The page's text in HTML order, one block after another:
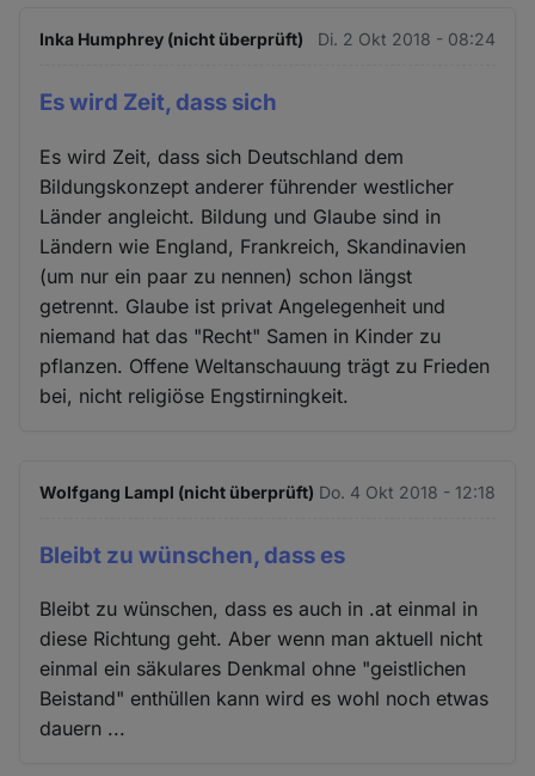
Inka Humphrey (nicht überprüft) Di. 2 Okt 2018 - 08:24
Es wird Zeit, dass sich
Es wird Zeit, dass sich Deutschland dem
Bildungskonzept anderer führender westlicher
Länder angleicht. Bildung und Glaube sind in
Ländern wie England, Frankreich, Skandinavien
(um nur ein paar zu nennen) schon längst
getrennt. Glaube ist privat Angelegenheit und
niemand hat das "Recht" Samen in Kinder zu
pflanzen. Offene Weltanschauung trägt zu Frieden
bei, nicht religiöse Engstirningkeit.
Wolfgang Lampl (nicht überprüft) Do. 4 Okt 2018 - 12:18
Bleibt zu wünschen, dass es
Bleibt zu wünschen, dass es auch in .at einmal in
diese Richtung geht. Aber wenn man aktuell nicht
einmal ein säkulares Denkmal ohne "geistlichen
Beistand" enthüllen kann wird es wohl noch etwas
dauern ...